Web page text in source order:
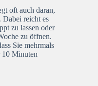
oft auch daran,
Dabei reicht es
zu lassen oder
zu öffnen.
Sie mehrmals
10 Minuten